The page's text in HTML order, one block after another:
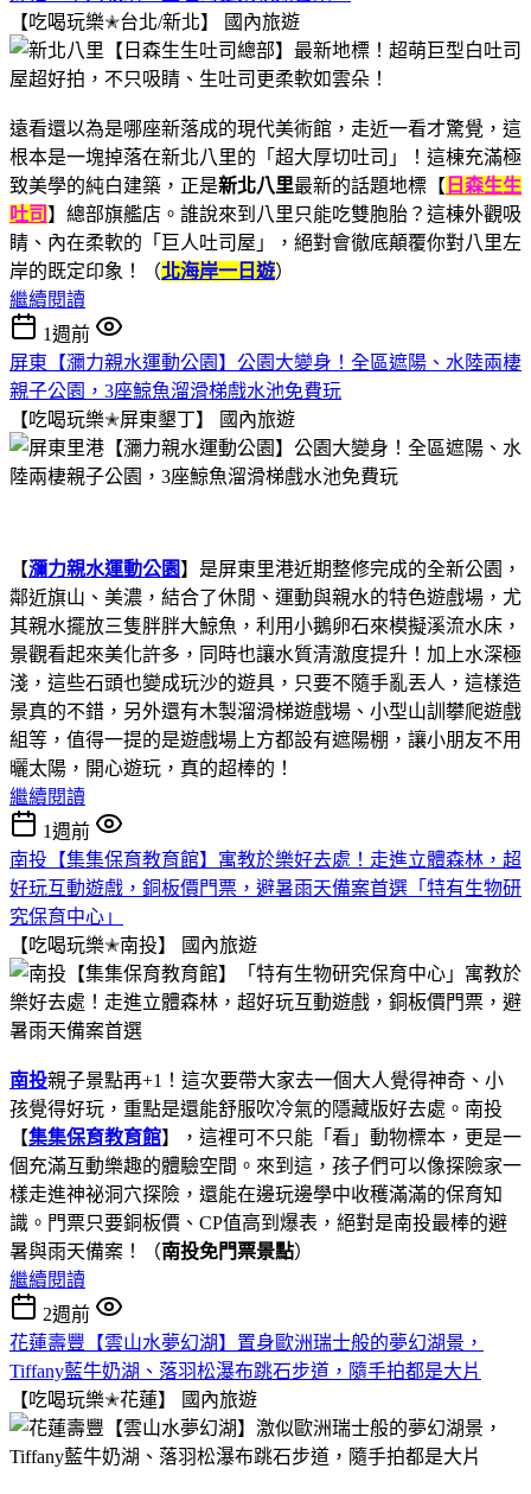
【吃喝玩樂✭台北/新北】
國內旅遊
遠看還以為是哪座新落成的現代美術館，走近一看才驚覺，這
根本是一塊掉落在新北八里的「超大厚切吐司」！這棟充滿極
致美學的純白建築，正是新北八里最新的話題地標【 日森生生
吐司 】總部旗艦店。誰說來到八里只能吃雙胞胎？這棟外觀吸
睛、內在柔軟的「巨人吐司屋」，絕對會徹底顛覆你對八里左
岸的既定印象！（北海岸一日遊）
繼續閱讀
1週前
屏東【瀰力親水運動公園】公園大變身！全區遮陽、水陸兩棲
親子公園，3座鯨魚溜滑梯戲水池免費玩
【吃喝玩樂✭屏東墾丁】
國內旅遊
【瀰力親水運動公園】是屏東里港近期整修完成的全新公園，
鄰近旗山、美濃，結合了休閒、運動與親水的特色遊戲場，尤
其親水擺放三隻胖胖大鯨魚，利用小鵝卵石來模擬溪流水床，
景觀看起來美化許多，同時也讓水質清澈度提升！加上水深極
淺，這些石頭也變成玩沙的遊具，只要不隨手亂丟人，這樣造
景真的不錯，另外還有木製溜滑梯遊戲場、小型山訓攀爬遊戲
組等，值得一提的是遊戲場上方都設有遮陽棚，讓小朋友不用
曬太陽，開心遊玩，真的超棒的！
繼續閱讀
1週前
南投【集集保育教育館】寓教於樂好去處！走進立體森林，超
好玩互動遊戲，銅板價門票，避暑雨天備案首選「特有生物研
究保育中心」
【吃喝玩樂✭南投】
國內旅遊
南投親子景點再+1！這次要帶大家去一個大人覺得神奇、小
孩覺得好玩，重點是還能舒服吹冷氣的隱藏版好去處。南投
【集集保育教育館】，這裡可不只能「看」動物標本，更是一
個充滿互動樂趣的體驗空間。來到這，孩子們可以像探險家一
樣走進神祕洞穴探險，還能在邊玩邊學中收穫滿滿的保育知
識。門票只要銅板價、CP值高到爆表，絕對是南投最棒的避
暑與雨天備案！（南投免門票景點）
繼續閱讀
2週前
花蓮壽豐【雲山水夢幻湖】置身歐洲瑞士般的夢幻湖景，
Tiffany藍牛奶湖、落羽松瀑布跳石步道，隨手拍都是大片
【吃喝玩樂✭花蓮】
國內旅遊